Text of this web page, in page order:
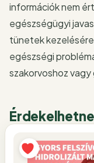
információk nem
egészségügyi
tünetek
egészségi
szakorvoshoz